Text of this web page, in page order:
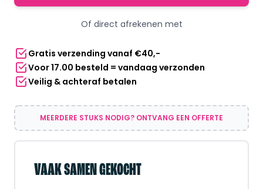
ballon
45
cm
Wit/goud
aantal
Of direct afrekenen met
Gratis verzending vanaf €40,-
Voor 17.00 besteld = vandaag verzonden
Veilig & achteraf betalen
MEERDERE STUKS NODIG? ONTVANG EEN OFFERTE
VAAK SAMEN GEKOCHT